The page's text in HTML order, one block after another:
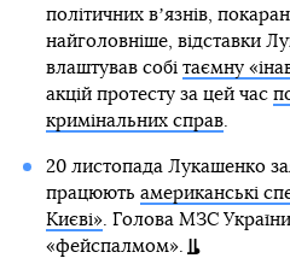
політичних вʼязнів,
найголовніше, відставки
влаштував собі таємну
акцій протесту за цей час
кримінальних справ.
20 листопада Лукашенко
працюють американські
Києві». Голова МЗС України
«фейспалмом».